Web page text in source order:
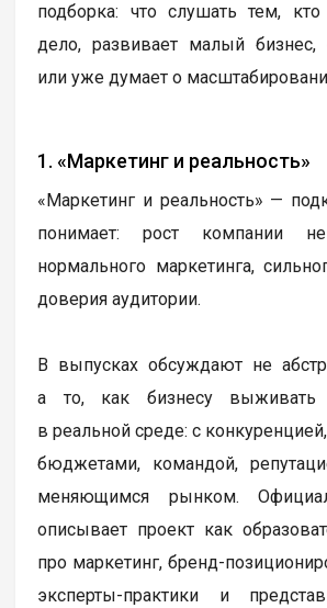
подборка: что слушать тем, кто
дело, развивает малый бизнес,
или уже думает о
1. «Маркетинг и реальность»
«Маркетинг и реальность» —
понимает: рост компании
нормального маркетинга,
доверия аудитории.
В выпусках обсуждают не
а то, как бизнесу выживать
в реальной среде: с
бюджетами, командой,
меняющимся рынком.
описывает проект как
про маркетинг, бренд-
эксперты-практики и